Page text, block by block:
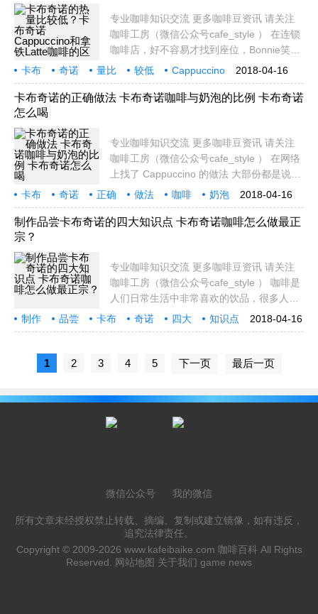
专业咖啡知识交流 更多咖啡豆资讯 请关注
咖啡工房（微信公众号cafe_style ） 在连锁
咖啡店，好不容易才找到座位，Bonnie笑著
问：大家想喝什么，你们付钱，我负责买。
由于Bonnie对价格较敏锐，加上她爱购物，
所以无论食物、衣物或玩物，我们都爱交由
2018-04-16
卡布 奇诺 量比 较低
Cappuccino
拿铁
Latt
卡布奇诺的正确做法 卡布奇诺咖啡与奶泡的比例 卡布奇诺
怎么喝
专业咖啡知识交流 更多咖啡豆资讯 请关注
咖啡工房（微信公众号cafe_style ） 在网络
上找了 Cappuccino 的做法 大部份都是说
Espresso、热牛奶、奶泡各1:1:1
CoffeeGeek上也说：Sharing the space in
the cup in one-third proportions is one shot
2018-04-16
卡布 奇诺 正确 做法 咖啡
奶泡
比例
怎么 专业
制作品尝卡布奇诺的四大知识点 卡布奇诺咖啡怎么做最正
宗？
专业咖啡知识交流 更多咖啡豆资讯 请关注
咖啡工房（微信公众号cafe_style ） 咖啡是
人们日常生活中非常喜欢的饮品，很多人一
天的工作与学习也是从一杯咖啡开始。而咖
啡的种类是比较多的，其中 卡布奇诺咖啡
卡布奇诺
2018-04-16
制作 品尝 卡布 奇诺 四大
知识点
咖啡
怎么 做最 正宗
1 2 3 4 5 下一页 最后一页
微信公众号 我的微信
所有文章未经授权禁止转载、摘编、复制或建立镜像，如有违反，
追究法律责任。
Copyright © 2009-2026 www.kafeibaike.com 咖啡百科 All Rights
Reserved.
网站地图 关于我们 game news